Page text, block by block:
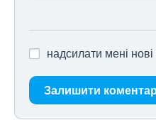
надсилати мені
Залишити